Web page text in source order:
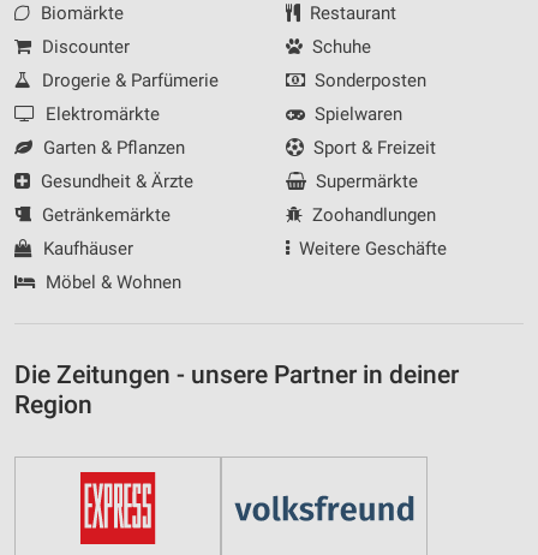
Biomärkte
Discounter
Drogerie & Parfümerie
Elektromärkte
Garten & Pflanzen
Gesundheit & Ärzte
Getränkemärkte
Kaufhäuser
Möbel & Wohnen
Restaurant
Schuhe
Sonderposten
Spielwaren
Sport & Freizeit
Supermärkte
Zoohandlungen
Weitere Geschäfte
Die Zeitungen - unsere Partner in deiner
Region